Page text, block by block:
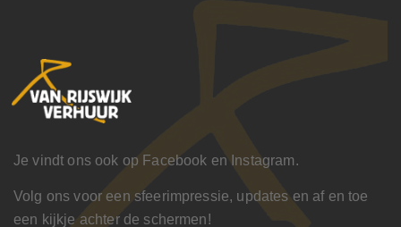
Je vindt ons ook op Facebook en Instagram.
Volg ons voor een sfeerimpressie, updates en af en toe
een kijkje achter de schermen!